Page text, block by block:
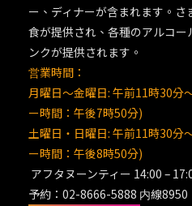
ー、ディナーが含まれます。
食が提供され、各種のアルコー
ンクが提供されます。
営業時間：
月曜日～金曜日: 午前11時30分
ー時間：午後7時50分)
土曜日・日曜日: 午前11時30分
ー時間：午後8時50分)
アフタヌーンティー 14:00 –
予約：02-8666-5888 内線8950